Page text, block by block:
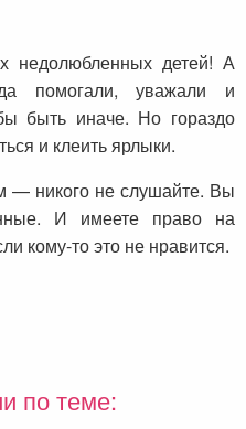
недолюбленных детей! А
помогали, уважали и
быть иначе. Но гораздо
и клеить ярлыки.
— никого не слушайте. Вы
И имеете право на
кому-то это не нравится.
по теме: